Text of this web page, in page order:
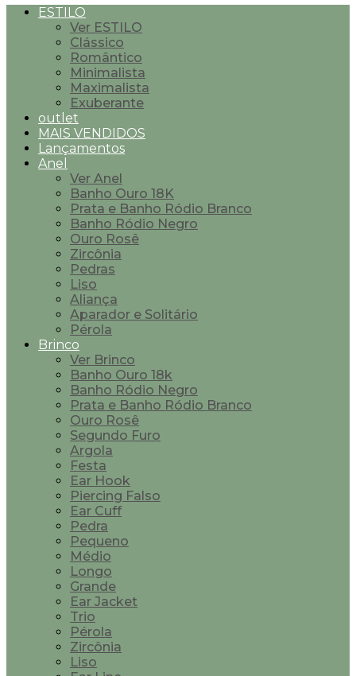
ESTILO
Ver ESTILO
Clássico
Romântico
Minimalista
Maximalista
Exuberante
outlet
MAIS VENDIDOS
Lançamentos
Anel
Ver Anel
Banho Ouro 18K
Prata e Banho Ródio Branco
Banho Ródio Negro
Ouro Rosê
Zircônia
Pedras
Liso
Aliança
Aparador e Solitário
Pérola
Brinco
Ver Brinco
Banho Ouro 18k
Banho Ródio Negro
Prata e Banho Ródio Branco
Ouro Rosê
Segundo Furo
Argola
Festa
Ear Hook
Piercing Falso
Ear Cuff
Pedra
Pequeno
Médio
Longo
Grande
Ear Jacket
Trio
Pérola
Zircônia
Liso